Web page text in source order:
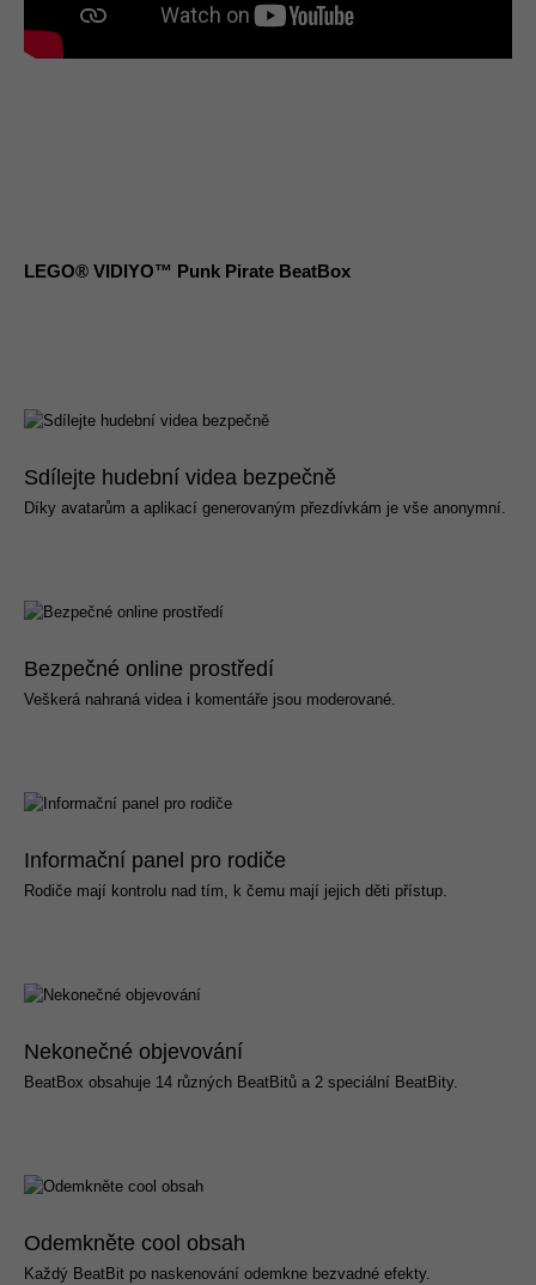
LEGO® VIDIYO™ Punk Pirate BeatBox
Sdílejte hudební videa bezpečně
Díky avatarům a aplikací generovaným přezdívkám je vše anonymní.
Bezpečné online prostředí
Veškerá nahraná videa i komentáře jsou moderované.
Informační panel pro rodiče
Rodiče mají kontrolu nad tím, k čemu mají jejich děti přístup.
Nekonečné objevování
BeatBox obsahuje 14 různých BeatBitů a 2 speciální BeatBity.
Odemkněte cool obsah
Každý BeatBit po naskenování odemkne bezvadné efekty.